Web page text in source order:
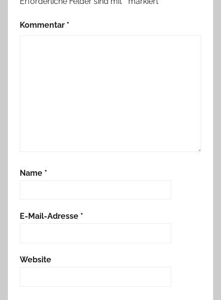
Kommentar *
Name *
E-Mail-Adresse *
Website